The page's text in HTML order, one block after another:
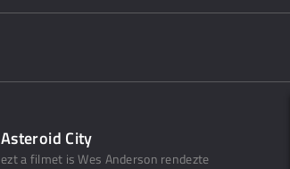
Asteroid City
ezt a filmet is Wes Anderson rendezte